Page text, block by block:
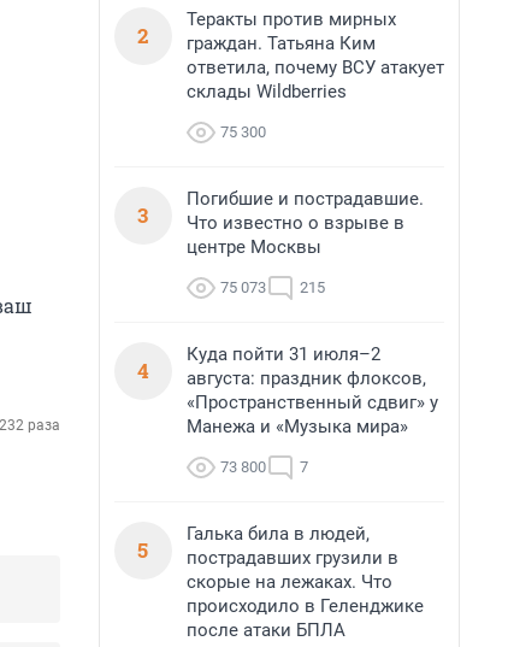
раза
2
Теракты против мирных
граждан. Татьяна Ким
ответила, почему ВСУ атакует
склады Wildberries
75 300
3
Погибшие и пострадавшие.
Что известно о взрыве в
центре Москвы
75 073 215
4
Куда пойти 31 июля–2
августа: праздник флоксов,
«Пространственный сдвиг» у
Манежа и «Музыка мира»
73 800 7
5
Галька била в людей,
пострадавших грузили в
скорые на лежаках. Что
происходило в Геленджике
после атаки БПЛА